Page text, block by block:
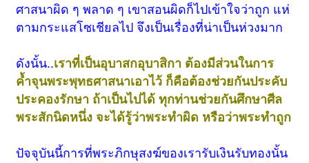
ศาสนาผิด ๆ พลาด ๆ เขาสอนผิดก็ไปเข้าใจว่าถูก แห่
ตามกระแสโซเชียลไป จึงเป็นเรื่องที่น่าเป็นห่วงมาก
ดังนั้น..เราที่เป็นอุบาสกอุบาสิกา ต้องมีส่วนในการ
ค้ำจุนพระพุทธศาสนาเอาไว้ ก็คือต้องช่วยกันประคับ
ประคองรักษา ถ้าเป็นไปได้ ทุกท่านช่วยกันศึกษาศีล
พระสักนิดหนึ่ง จะได้รู้ว่าพระทำผิด หรือว่าพระทำถูก
ปัจจุบันนี้การที่พระภิกษุสงฆ์ของเรารับเงินรับทองนั้น